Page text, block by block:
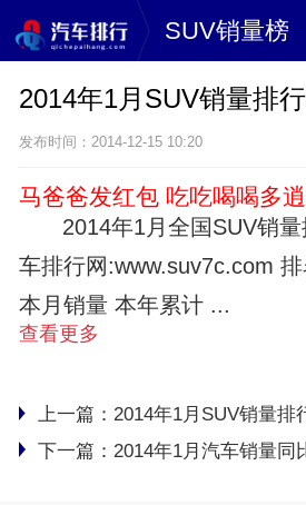
SUV销量榜
2014年1月SUV销量排
发布时间：2014-12-15 10:20
马爸爸发红包 吃吃喝喝多
2014年1月全国SUV销
车排行网:www.suv7c.com
本月销量 本年累计 ...
查看更多
上一篇： 2014年1月SUV销量排行
下一篇： 2014年1月汽车销量同